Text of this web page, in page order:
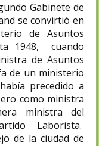
Gabinete de
se convirtió en
de Asuntos
1948, cuando
de Asuntos
de un ministerio
precedido a
como ministra
ministra del
Laborista.
de la ciudad de